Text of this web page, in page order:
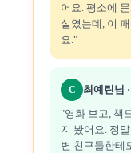
어요. 평소에
설였는데, 이
요."
C 최예린님
"영화 보고, 책
지 봤어요. 정
변 친구들한테